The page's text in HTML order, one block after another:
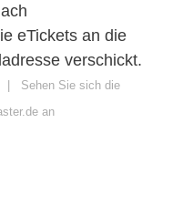
eTickets an die
verschickt.
| Sehen Sie sich die
an